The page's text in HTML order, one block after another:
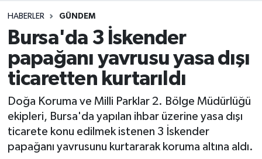
HABERLER GÜNDEM
Bursa'da 3 İskender
papağanı yavrusu yasa dışı
ticaretten kurtarıldı
Doğa Koruma ve Milli Parklar 2. Bölge Müdürlüğü
ekipleri, Bursa'da yapılan ihbar üzerine yasa dışı
ticarete konu edilmek istenen 3 İskender
papağanı yavrusunu kurtararak koruma altına aldı.
MAGAZİN
SPOR